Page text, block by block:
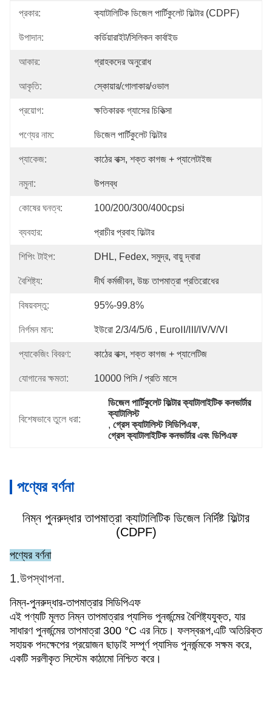
প্রকার: ক্যাটালিটিক ডিজেল পার্টিকুলেট ফিল্টার (CDPF)
উপাদান: কর্ডিয়ারাইট/সিলিকন কার্বাইড
আকার: গ্রাহকদের অনুরোধ
আকৃতি: স্কোয়ার/গোলাকার/ওভাল
প্রয়োগ: ক্ষতিকারক গ্যাসের চিকিত্সা
পণ্যের নাম: ডিজেল পার্টিকুলেট ফিল্টার
প্যাকেজ: কাঠের বাক্স, শক্ত কাগজ + প্যালেটাইজ
নমুনা: উপলব্ধ
কোষের ঘনত্ব: 100/200/300/400cpsi
ব্যবহার: প্রাচীর প্রবাহ ফিল্টার
শিপিং টাইপ: DHL, Fedex, সমুদ্র, বায়ু দ্বারা
বৈশিষ্ট্য: দীর্ঘ কর্মজীবন, উচ্চ তাপমাত্রা প্রতিরোধের
বিষয়বস্তু: 95%-99.8%
নির্গমন মান: ইউরো 2/3/4/5/6 , EuroⅡ/Ⅲ/Ⅳ/Ⅴ/Ⅵ
প্যাকেজিং বিবরণ: কাঠের বাক্স, শক্ত কাগজ + প্যালেটিজ
যোগানের ক্ষমতা: 10000 পিসি / প্রতি মাসে
বিশেষভাবে তুলে ধরা:
ডিজেল পার্টিকুলেট ফিল্টার ক্যাটালাইটিক কনভার্টার
ক্যাটালিস্ট
, গ্রেস ক্যাটালিস্ট সিডিপিএফ,
গ্রেস ক্যাটালাইটিক কনভার্টার এবং ডিপিএফ
পণ্যের বর্ণনা
নিম্ন পুনরুদ্ধার তাপমাত্রা ক্যাটালিটিক ডিজেল নির্দিষ্ট ফিল্টার
(CDPF)
পণ্যের বর্ণনা
1.উপস্থাপনা.
নিম্ন-পুনরুদ্ধার-তাপমাত্রার সিডিপিএফ
এই পণ্যটি মূলত নিম্ন তাপমাত্রার প্যাসিভ পুনর্জন্মের বৈশিষ্ট্যযুক্ত, যার
সাধারণ পুনর্জন্মের তাপমাত্রা 300 °C এর নিচে। ফলস্বরূপ,এটি অতিরিক্ত
সহায়ক পদক্ষেপের প্রয়োজন ছাড়াই সম্পূর্ণ প্যাসিভ পুনর্জন্মকে সক্ষম করে,
একটি সরলীকৃত সিস্টেম কাঠামো নিশ্চিত করে।